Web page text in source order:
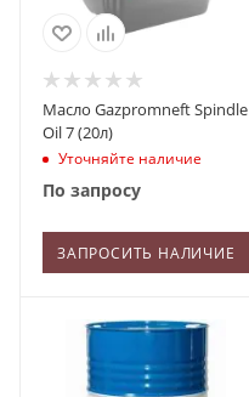
Масло Gazpromneft Spindle
Oil 7 (20л)
Уточняйте наличие
По запросу
ЗАПРОСИТЬ НАЛИЧИЕ